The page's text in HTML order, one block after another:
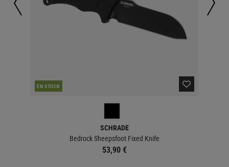
EN STOCK
SCHRADE
Bedrock Sheepsfoot Fixed Knife
53,90 €